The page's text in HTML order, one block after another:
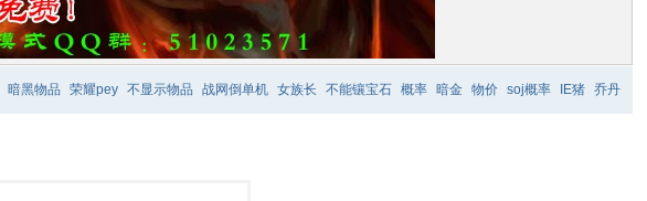
暗黑物品 荣耀pey 不显示物品 战网倒单机 女族长 不能镶宝石 概率 暗金 物价 soj概率 IE猪 乔丹